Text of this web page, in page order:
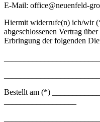
E-Mail: office@neuenfeld-
Hiermit widerrufe(n) ich/wir
abgeschlossenen Vertrag
Erbringung der folgenden
Bestellt am (*)